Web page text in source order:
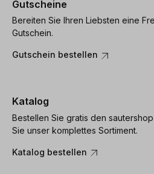
Gutscheine
Bereiten Sie Ihren Liebsten eine
Gutschein.
Gutschein bestellen
Katalog
Bestellen Sie gratis den
Sie unser komplettes Sortiment.
Katalog bestellen